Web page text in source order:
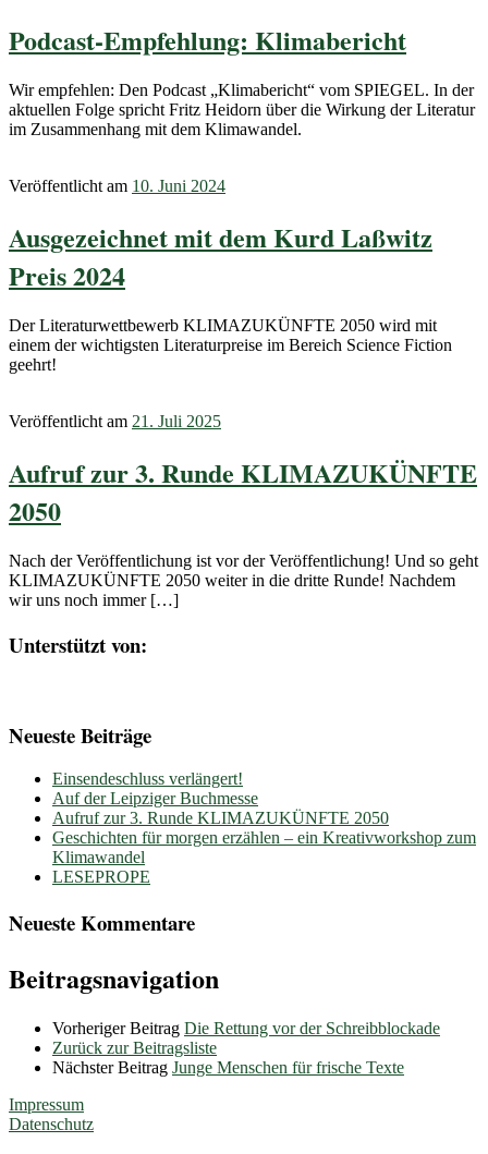
Podcast-Empfehlung: Klimabericht
Wir empfehlen: Den Podcast „Klimabericht“ vom SPIEGEL. In der
aktuellen Folge spricht Fritz Heidorn über die Wirkung der Literatur
im Zusammenhang mit dem Klimawandel.
Veröffentlicht am 10. Juni 2024
Ausgezeichnet mit dem Kurd Laßwitz
Preis 2024
Der Literaturwettbewerb KLIMAZUKÜNFTE 2050 wird mit
einem der wichtigsten Literaturpreise im Bereich Science Fiction
geehrt!
Veröffentlicht am 21. Juli 2025
Aufruf zur 3. Runde KLIMAZUKÜNFTE
2050
Nach der Veröffentlichung ist vor der Veröffentlichung! Und so geht
KLIMAZUKÜNFTE 2050 weiter in die dritte Runde! Nachdem
wir uns noch immer […]
Unterstützt von:
Neueste Beiträge
Einsendeschluss verlängert!
Auf der Leipziger Buchmesse
Aufruf zur 3. Runde KLIMAZUKÜNFTE 2050
Geschichten für morgen erzählen – ein Kreativworkshop zum
Klimawandel
LESEPROPE
Neueste Kommentare
Beitragsnavigation
Vorheriger Beitrag Die Rettung vor der Schreibblockade
Zurück zur Beitragsliste
Nächster Beitrag Junge Menschen für frische Texte
Impressum
Datenschutz